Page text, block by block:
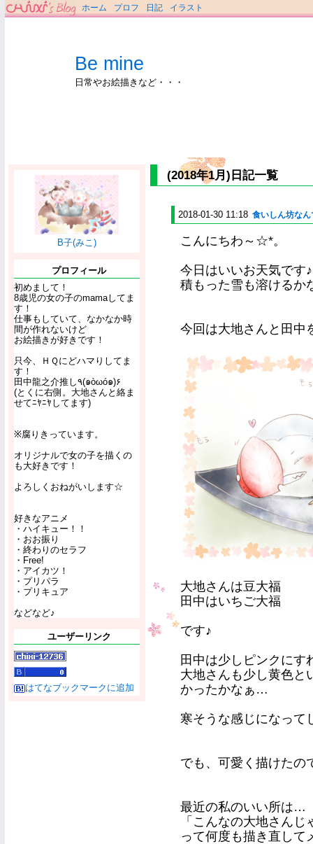
ホーム プロフ 日記 イラスト
Be mine
日常やお絵描きなど・・・
B子(みこ)
プロフィール
初めまして！
8歳児の女の子のmamaしてま
す！
仕事もしていて、なかなか時
間が作れないけど
お絵描きが好きです！
只今、ＨＱにどハマりしてま
す！
田中龍之介推し٩(๑òωó๑)۶
(とくに右側。大地さんと絡ま
せてﾆﾔﾆﾔしてます)
※腐りきっています。
オリジナルで女の子を描くの
も大好きです！
よろしくおねがいします☆
好きなアニメ
・ハイキュー！！
・おお振り
・終わりのセラフ
・Free!
・アイカツ！
・プリパラ
・プリキュア
などなど♪
ユーザーリンク
はてなブックマークに追加
(2018年1月)日記一覧
2018-01-30 11:18 食いしん坊なん
こんにちわ～☆*。
今日はいいお天気です♪
積もった雪も溶けるか
今回は大地さんと田中
大地さんは豆大福
田中はいちご大福
です♪
田中は少しピンクに
大地さんも少し黄色と
かったかなぁ…
寒そうな感じになっ
でも、可愛く描けた
最近の私のいい所は…
「こんなの大地さん
って何度も描き直して